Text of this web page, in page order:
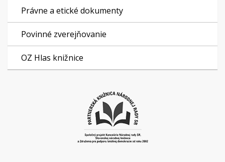
Právne a etické dokumenty
Povinné zverejňovanie
OZ Hlas knižnice